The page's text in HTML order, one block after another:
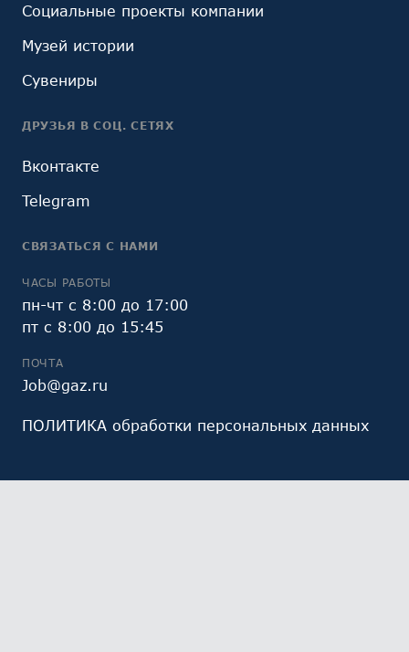
Социальные проекты компании
Музей истории
Сувениры
ДРУЗЬЯ В СОЦ. СЕТЯХ
Вконтакте
Telegram
СВЯЗАТЬСЯ С НАМИ
ЧАСЫ РАБОТЫ
пн-чт с 8:00 до 17:00
пт с 8:00 до 15:45
ПОЧТА
Job@gaz.ru
ПОЛИТИКА обработки персональных данных